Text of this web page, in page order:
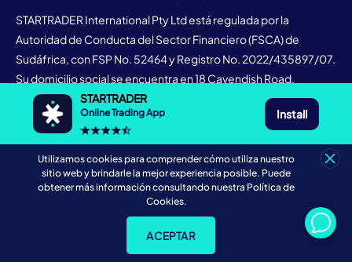
STARTRADER International Pty Ltd está regulada por la
Autoridad de Conducta del Sector Financiero (FSCA) de
Sudáfrica, con FSP No. 52464 y Registro No. 2022/435897/07.
Su domicilio social se encuentra en 18 Cavendish Road,
Claremont, Ciudad del Cabo, Cabo Occidental, 7708,
Sudáfrica.
STARTRADER Limited está regulada por la Autoridad de
Servicios Financieros (FSA) de Seychelles, con licencia No.
SD049 y registro No. 8427362-1. Su domicilio social se
encuentra en Suite 3, Global Village, Jivan's Complex, Mont
Fleuri, Mahe, Seychelles.
STARTRADER Financial Markets Limited está regulada por la
Utilizamos cookies para comprender cómo utiliza nuestro
sitio web y brindarle la mejor experiencia posible. Puede
obtener más información consultando nuestra Política de
Cookies.
ACEPTAR
STARTRADER
Online Trading App Install